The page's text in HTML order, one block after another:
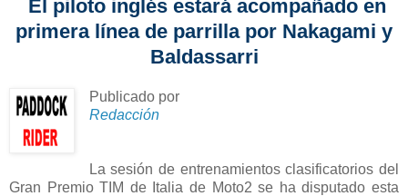
El piloto inglés estará acompañado en
primera línea de parrilla por Nakagami y
Baldassarri
Publicado por
Redacción
La sesión de entrenamientos clasificatorios del
Gran Premio TIM de Italia de Moto2 se ha disputado esta